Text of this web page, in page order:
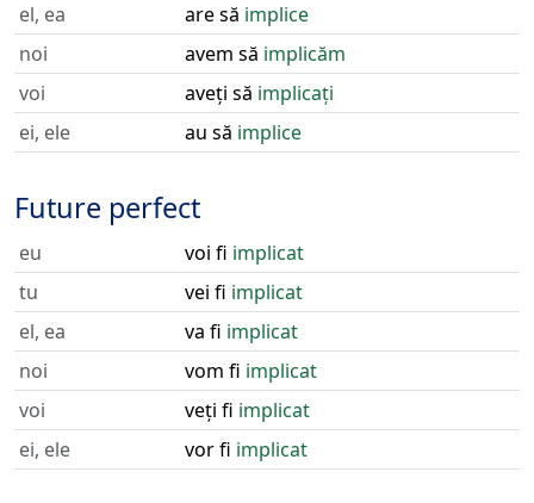
el, ea
are să implice
noi
avem să implicăm
voi
aveți să implicați
ei, ele
au să implice
Future perfect
eu voi fi implicat
tu
vei fi implicat
el, ea
va fi implicat
noi
vom fi implicat
voi
veți fi implicat
ei, ele
vor fi implicat